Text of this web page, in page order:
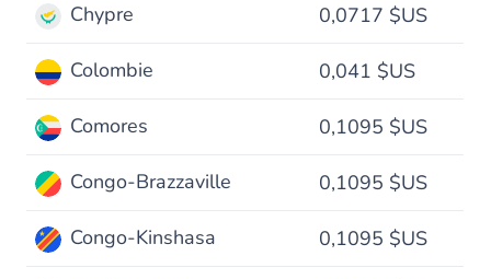
Chypre 0,0717 $US
Colombie 0,041 $US
Comores 0,1095 $US
Congo-Brazzaville 0,1095 $US
Congo-Kinshasa 0,1095 $US